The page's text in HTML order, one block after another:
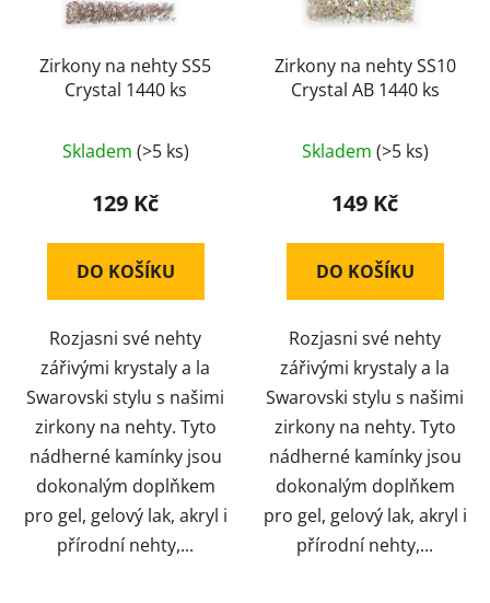
Zirkony na nehty SS5
Crystal 1440 ks
Skladem (>5 ks)
129 Kč
DO KOŠÍKU
Rozjasni své nehty
zářivými krystaly a la
Swarovski stylu s našimi
zirkony na nehty. Tyto
nádherné kamínky jsou
dokonalým doplňkem
pro gel, gelový lak, akryl i
přírodní nehty,...
Zirkony na nehty SS10
Crystal AB 1440 ks
Skladem (>5 ks)
149 Kč
DO KOŠÍKU
Rozjasni své nehty
zářivými krystaly a la
Swarovski stylu s našimi
zirkony na nehty. Tyto
nádherné kamínky jsou
dokonalým doplňkem
pro gel, gelový lak, akryl i
přírodní nehty,...